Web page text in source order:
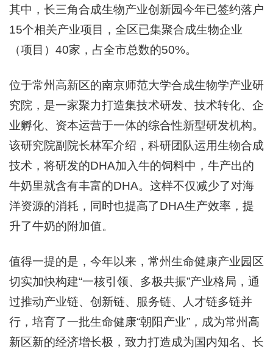
其中，长三角合成生物产业创新园今年已签约落户
15个相关产业项目，全区已集聚合成生物企业
（项目）40家，占全市总数的50%。
位于常州高新区的南京师范大学合成生物学产业研
究院，是一家聚力打造集技术研发、技术转化、企
业孵化、资本运营于一体的综合性新型研发机构。
该研究院副院长林军介绍，科研团队运用生物合成
技术，将研发的DHA加入牛的饲料中，牛产出的
牛奶里就含有丰富的DHA。这样不仅减少了对海
洋资源的消耗，同时也提高了DHA生产效率，提
升了牛奶的附加值。
值得一提的是，今年以来，常州生命健康产业园区
切实加快构建“一核引领、多极共振”产业格局，通
过推动产业链、创新链、服务链、人才链多链并
行，培育了一批生命健康“朝阳产业”，成为常州高
新区新的经济增长极，致力打造成为国内知名、长